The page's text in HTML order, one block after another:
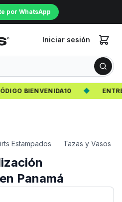
por WhatsApp
Iniciar sesión
BIENVENIDA10 ◆ ENTREGA
Estampados Tazas y Vasos
Panamá